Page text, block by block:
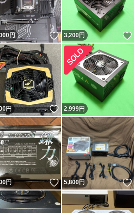
！
円 いいね！
3,200円
！
円 いいね！
2,999円
！
円 いいね！
5,800円